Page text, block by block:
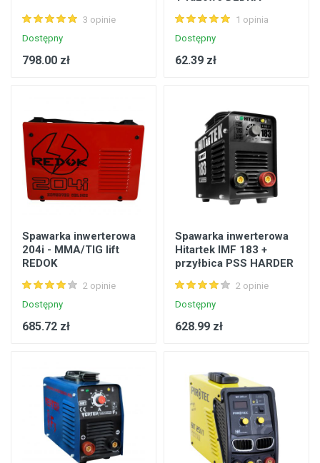
3 opinie
Dostępny
798.00 zł
1 opinia
Dostępny
62.39 zł
Spawarka inwerterowa
204i - MMA/TIG lift
REDOK
2 opinie
Dostępny
685.72 zł
Spawarka inwerterowa
Hitartek IMF 183 +
przyłbica PSS HARDER
2 opinie
Dostępny
628.99 zł